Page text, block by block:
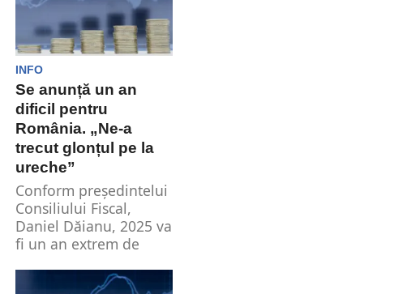
INFO
Se anunță un an
dificil pentru
România. „Ne-a
trecut glonțul pe la
ureche”
Conform președintelui
Consiliului Fiscal,
Daniel Dăianu, 2025 va
fi un an extrem de